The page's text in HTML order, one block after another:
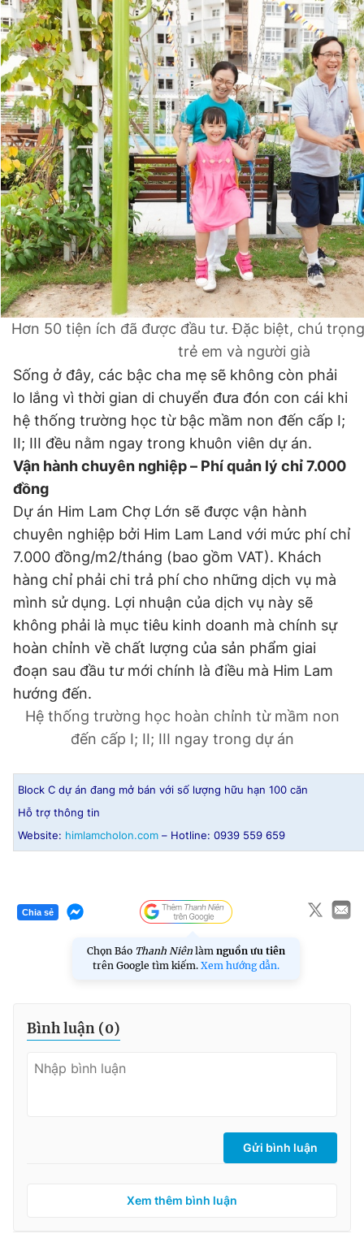
Hơn 50 tiện ích đã được đầu tư. Đặc biệt, chú
trẻ em và người già
Sống ở đây, các bậc cha mẹ sẽ không còn phải
lo lắng vì thời gian di chuyển đưa đón con cái khi
hệ thống trường học từ bậc mầm non đến cấp I;
II; III đều nằm ngay trong khuôn viên dự án.
Vận hành chuyên nghiệp – Phí quản lý chỉ 7.000
đồng
Dự án Him Lam Chợ Lớn sẽ được vận hành
chuyên nghiệp bởi Him Lam Land với mức phí chỉ
7.000 đồng/m2/tháng (bao gồm VAT). Khách
hàng chỉ phải chi trả phí cho những dịch vụ mà
mình sử dụng. Lợi nhuận của dịch vụ này sẽ
không phải là mục tiêu kinh doanh mà chính sự
hoàn chỉnh về chất lượng của sản phẩm giai
đoạn sau đầu tư mới chính là điều mà Him Lam
hướng đến.
Hệ thống trường học hoàn chỉnh từ mầm non
đến cấp I; II; III ngay trong dự án
Block C dự án đang mở bán với số lượng hữu hạn 100 căn
Hỗ trợ thông tin
Website: himlamcholon.com – Hotline: 0939 559 659
Chia sẻ
Chọn Báo Thanh Niên làm nguồn ưu tiên
trên Google tìm kiếm. Xem hướng dẫn.
Bình luận (0)
Gửi bình luận
Xem thêm bình luận